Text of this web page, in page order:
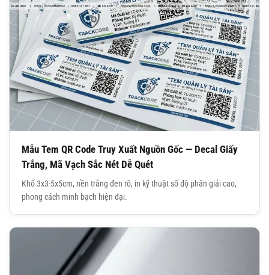
Mẫu Tem QR Code Truy Xuất Nguồn Gốc — Decal Giấy
Trắng, Mã Vạch Sắc Nét Dễ Quét
Khổ 3x3-5x5cm, nền trắng đen rõ, in kỹ thuật số độ phân giải cao,
phong cách minh bạch hiện đại.